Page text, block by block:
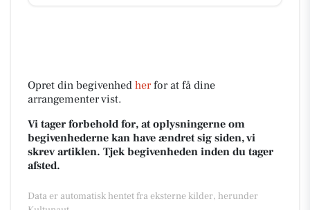
Opret din begivenhed herfor at få dine
arrangementer vist.
Vi tager forbehold for, at oplysningerne om
begivenhederne kan have ændret sig siden, vi
skrev artiklen. Tjek begivenheden inden du tager
afsted.
Data er automatisk hentet fra eksterne kilder, herunder